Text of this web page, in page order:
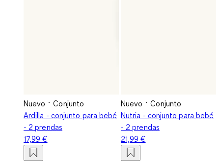
Nuevo
Conjunto
Ardilla - conjunto para bebé
- 2 prendas
17,99 €
Nuevo
Conjunto
Nutria - conjunto para bebé
- 2 prendas
21,99 €